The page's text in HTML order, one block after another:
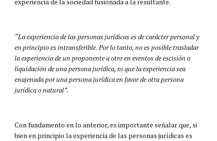
“La experiencia de las personas jurídicas es de carácter personal y
en principio es intransferible. Por lo tanto, no es posible trasladar
la experiencia de un proponente a otro en eventos de escisión o
liquidación de una persona jurídica, ni que la experiencia sea
enajenada por una persona jurídica en favor de otra persona
jurídica o natural”.
Con fundamento en lo anterior, es importante señalar que, si
bien en principio la experiencia de las personas jurídicas es